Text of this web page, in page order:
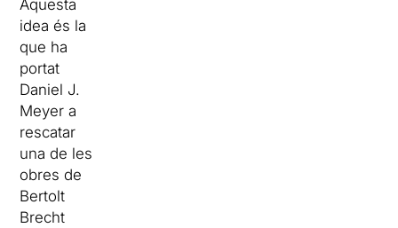
Aquesta
idea és la
que ha
portat
Daniel J.
Meyer a
rescatar
una de les
obres de
Bertolt
Brecht